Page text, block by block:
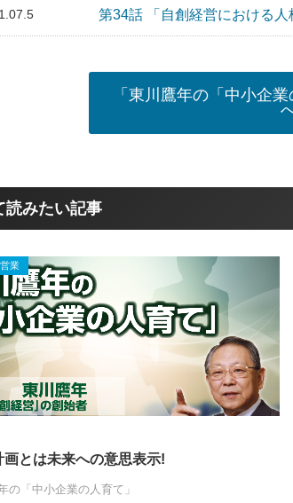
第34話 「自創経営における
「東川鷹年の「中小企
読みたい記事
業
画とは未来への意思表示!
の「中小企業の人育て」